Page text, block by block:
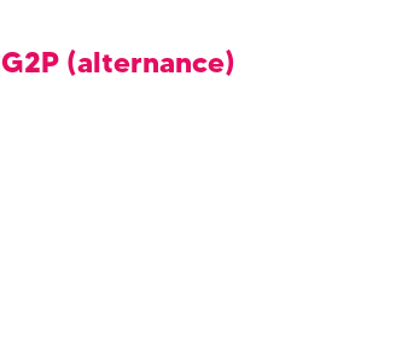
(alternance)